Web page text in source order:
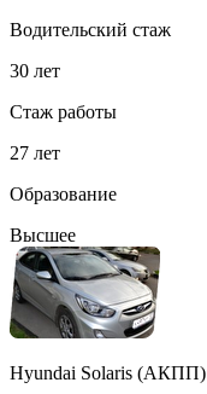
Водительский стаж
30 лет
Стаж работы
27 лет
Образование
Высшее
Hyundai Solaris (АКПП)